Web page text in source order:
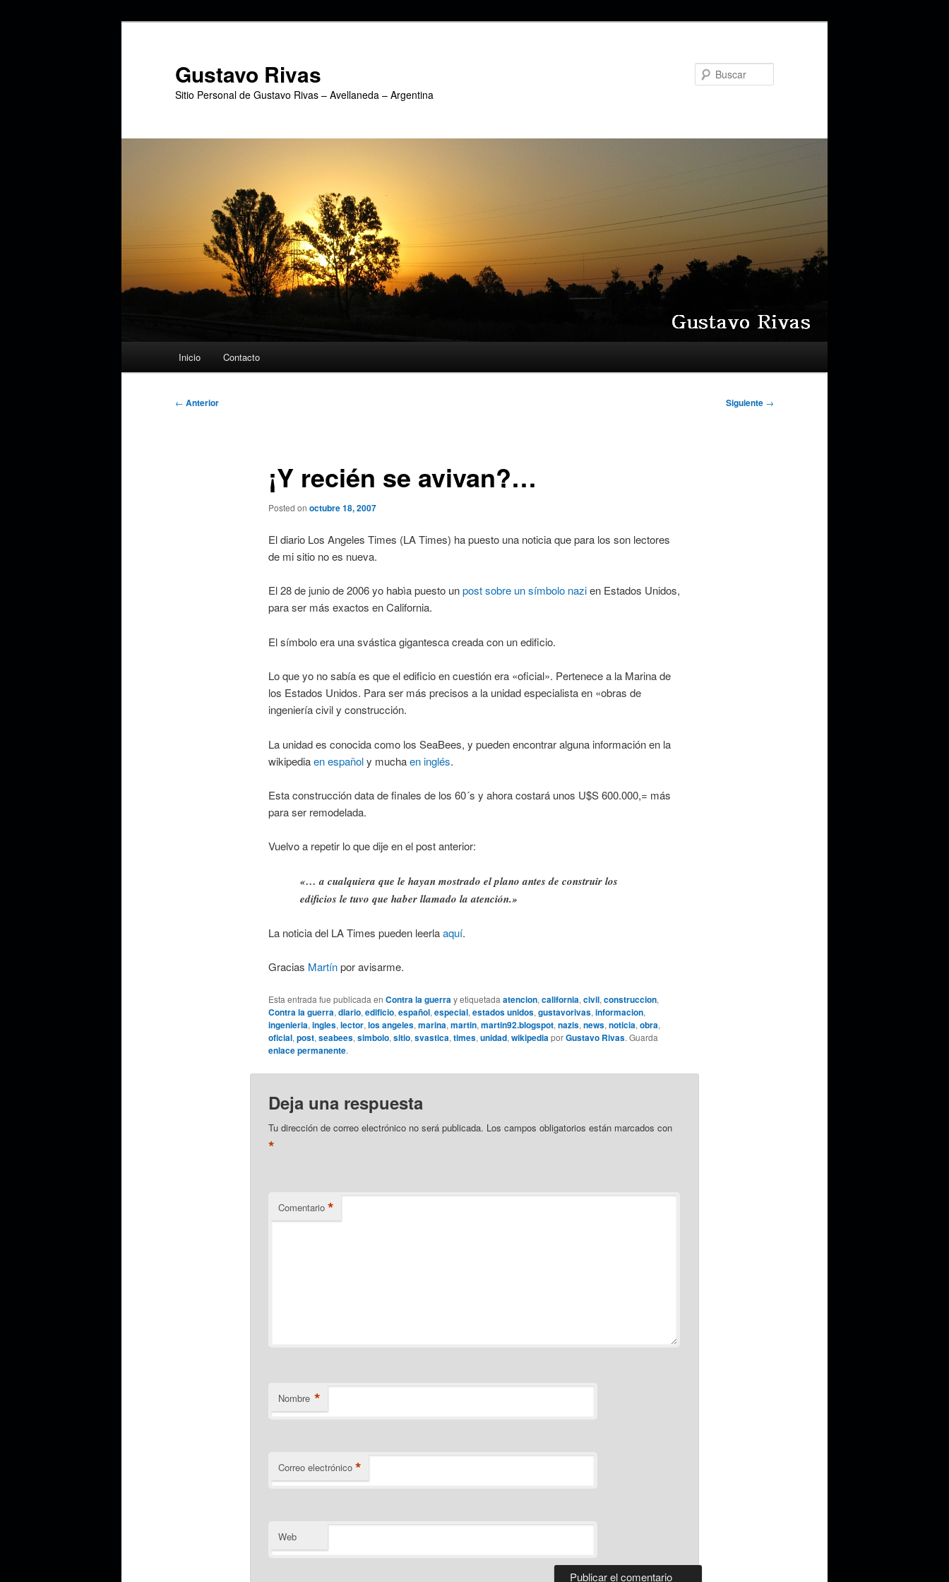
Gustavo Rivas
Sitio Personal de Gustavo Rivas – Avellaneda – Argentina
Inicio Contacto
Navegación
← Anterior Siguiente →
¡Y recién se avivan?…
Posted on octubre 18, 2007
El diario Los Angeles Times (LA Times) ha puesto una noticia que para los son lectores
de mi sitio no es nueva.
El 28 de junio de 2006 yo habìa puesto unpost sobre un símbolo nazien Estados Unidos,
para ser más exactos en California.
El símbolo era una svástica gigantesca creada con un edificio.
Lo que yo no sabía es que el edificio en cuestión era «oficial». Pertenece a la Marina de
los Estados Unidos. Para ser más precisos a la unidad especialista en «obras de
ingeniería civil y construcción.
La unidad es conocida como los SeaBees, y pueden encontrar alguna información en la
wikipediaen españoly muchaen inglés.
Esta construcción data de finales de los 60´s y ahora costará unos U$S 600.000,= más
para ser remodelada.
Vuelvo a repetir lo que dije en el post anterior:
«… a cualquiera que le hayan mostrado el plano antes de construir los
edificios le tuvo que haber llamado la atención.»
La noticia del LA Times pueden leerlaaquí.
Gracias Martínpor avisarme.
Esta entrada fue publicada en Contra la guerray etiquetada atencion, california, civil, construccion,
Contra la guerra, diario, edificio, español, especial, estados unidos, gustavorivas, informacion,
ingenieria, ingles, lector, los angeles, marina, martin, martin92.blogspot, nazis, news, noticia, obra,
oficial, post, seabees, simbolo, sitio, svastica, times, unidad, wikipediaporGustavo Rivas. Guarda
enlace permanente.
Deja una respuesta
Tu dirección de correo electrónico no será publicada. Los campos obligatorios están marcados con
*
Comentario *
Nombre *
Correo electrónico *
Web